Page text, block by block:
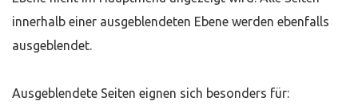
innerhalb einer ausgeblendeten Ebene werden ebenfalls
ausgeblendet.
Ausgeblendete Seiten eignen sich besonders für: